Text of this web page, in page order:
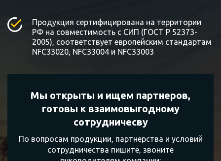
Продукция сертифицирована на территории
РФ на совместимость с СИП (ГОСТ Р 52373-
2005), соответствует европейским стандартам
NFC33020, NFC33004 и NFC33003
Мы открыты и ищем партнеров,
готовы квзаимовыгодному
сотрудничесву
По вопросам продукции, партнерства и условий
сотрудничества пишите, звоните